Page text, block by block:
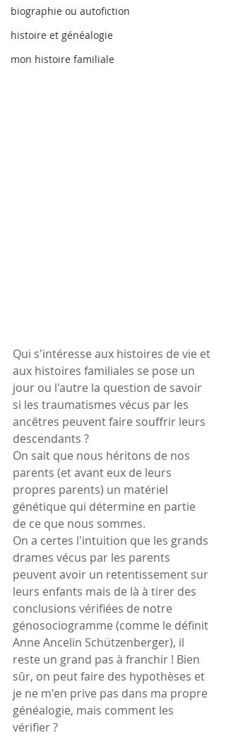
biographie ou autofiction
histoire et généalogie
mon histoire familiale
Qui s'intéresse aux histoires de vie et
aux histoires familiales se pose un
jour ou l'autre la question de savoir
si les traumatismes vécus par les
ancêtres peuvent faire souffrir leurs
descendants ?
On sait que nous héritons de nos
parents (et avant eux de leurs
propres parents) un matériel
génétique qui détermine en partie
de ce que nous sommes.
On a certes l'intuition que les grands
drames vécus par les parents
peuvent avoir un retentissement sur
leurs enfants mais de là à tirer des
conclusions vérifiées de notre
génosociogramme (comme le définit
Anne Ancelin Schützenberger), il
reste un grand pas à franchir ! Bien
sûr, on peut faire des hypothèses et
je ne m'en prive pas dans ma propre
généalogie, mais comment les
vérifier ?